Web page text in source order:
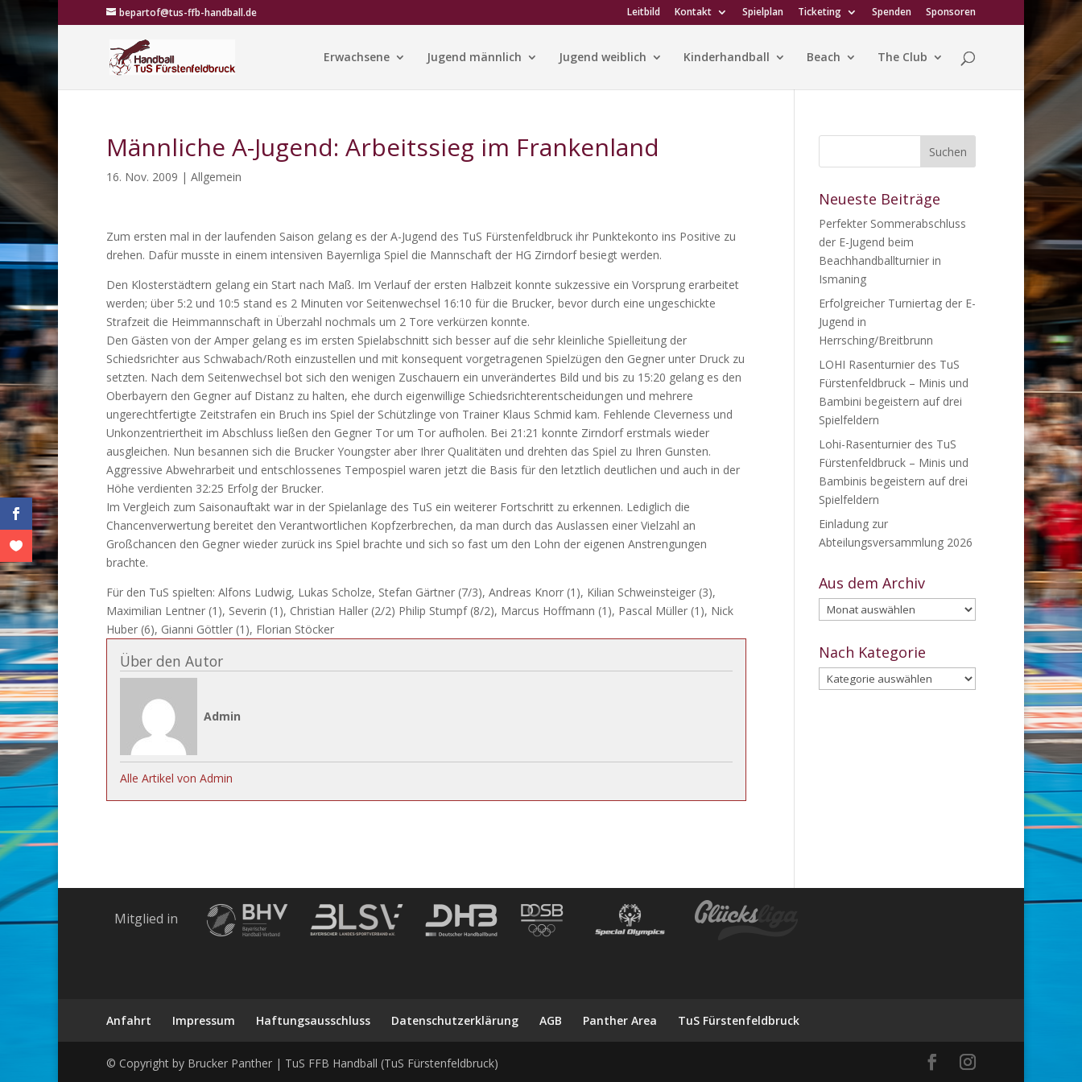
bepartof@tus-ffb-handball.de Leitbild Kontakt Spielplan Ticketing Spenden Sponsoren
Erwachsene Jugend männlich Jugend weiblich Kinderhandball Beach The Club
Männliche A-Jugend: Arbeitssieg im Frankenland
16. Nov. 2009 | Allgemein
Zum ersten mal in der laufenden Saison gelang es der A-Jugend des TuS Fürstenfeldbruck ihr Punktekonto ins Positive zu
drehen. Dafür musste in einem intensiven Bayernliga Spiel die Mannschaft der HG Zirndorf besiegt werden.
Den Klosterstädtern gelang ein Start nach Maß. Im Verlauf der ersten Halbzeit konnte sukzessive ein Vorsprung erarbeitet
werden; über 5:2 und 10:5 stand es 2 Minuten vor Seitenwechsel 16:10 für die Brucker, bevor durch eine ungeschickte
Strafzeit die Heimmannschaft in Überzahl nochmals um 2 Tore verkürzen konnte.
Den Gästen von der Amper gelang es im ersten Spielabschnitt sich besser auf die sehr kleinliche Spielleitung der
Schiedsrichter aus Schwabach/Roth einzustellen und mit konsequent vorgetragenen Spielzügen den Gegner unter Druck zu
setzten. Nach dem Seitenwechsel bot sich den wenigen Zuschauern ein unverändertes Bild und bis zu 15:20 gelang es den
Oberbayern den Gegner auf Distanz zu halten, ehe durch eigenwillige Schiedsrichterentscheidungen und mehrere
ungerechtfertigte Zeitstrafen ein Bruch ins Spiel der Schützlinge von Trainer Klaus Schmid kam. Fehlende Cleverness und
Unkonzentriertheit im Abschluss ließen den Gegner Tor um Tor aufholen. Bei 21:21 konnte Zirndorf erstmals wieder
ausgleichen. Nun besannen sich die Brucker Youngster aber Ihrer Qualitäten und drehten das Spiel zu Ihren Gunsten.
Aggressive Abwehrarbeit und entschlossenes Tempospiel waren jetzt die Basis für den letztlich deutlichen und auch in der
Höhe verdienten 32:25 Erfolg der Brucker.
Im Vergleich zum Saisonauftakt war in der Spielanlage des TuS ein weiterer Fortschritt zu erkennen. Lediglich die
Chancenverwertung bereitet den Verantwortlichen Kopfzerbrechen, da man durch das Auslassen einer Vielzahl an
Großchancen den Gegner wieder zurück ins Spiel brachte und sich so fast um den Lohn der eigenen Anstrengungen
brachte.
Für den TuS spielten: Alfons Ludwig, Lukas Scholze, Stefan Gärtner (7/3), Andreas Knorr (1), Kilian Schweinsteiger (3),
Maximilian Lentner (1), Severin (1), Christian Haller (2/2) Philip Stumpf (8/2), Marcus Hoffmann (1), Pascal Müller (1), Nick
Huber (6), Gianni Göttler (1), Florian Stöcker
Über den Autor
Admin
Alle Artikel von Admin
Neueste Beiträge
Perfekter Sommerabschluss
der E-Jugend beim
Beachhandballturnier in
Ismaning
Erfolgreicher Turniertag der E-
Jugend in
Herrsching/Breitbrunn
LOHI Rasenturnier des TuS
Fürstenfeldbruck – Minis und
Bambini begeistern auf drei
Spielfeldern
Lohi-Rasenturnier des TuS
Fürstenfeldbruck – Minis und
Bambinis begeistern auf drei
Spielfeldern
Einladung zur
Abteilungsversammlung 2026
Aus dem Archiv
Aus
dem
Archiv
Nach Kategorie
Nach
Kategorie
Mitglied in
Anfahrt Impressum Haftungsausschluss Datenschutzerklärung AGB Panther Area TuS Fürstenfeldbruck
© Copyright by Brucker Panther | TuS FFB Handball (TuS Fürstenfeldbruck)